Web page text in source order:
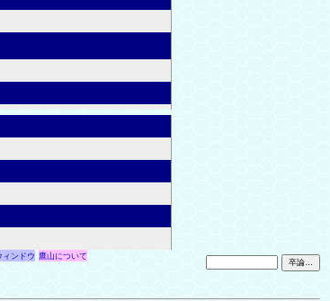
ィンドウ 鷹山について